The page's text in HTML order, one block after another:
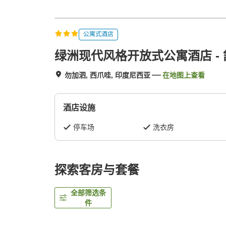
公寓式酒店
绿洲现代风格开放式公寓酒店 -
勿加泗, 西爪哇, 印度尼西亚 在地图上查看
酒店设施
停车场 洗衣房
探索客房与套餐
全部筛选条
件